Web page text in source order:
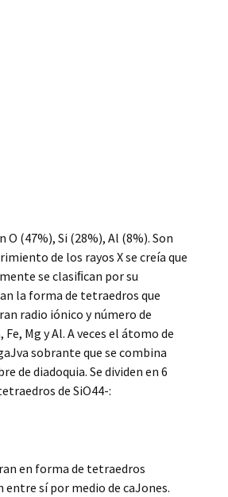
O (47%), Si (28%), Al (8%). Son
de los rayos X se creía que
se clasiﬁcan por su
la forma de tetraedros que
radio iónico y número de
Mg y Al. A veces el átomo de
sobrante que se combina
de diadoquia. Se dividen en 6
de SiO44-:
en forma de tetraedros
entre sí por medio de caJones.